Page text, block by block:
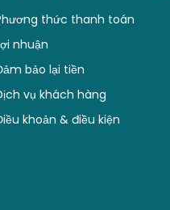
thức thanh toán
nhuận
bảo lại tiền
vụ khách hàng
khoản & điều kiện